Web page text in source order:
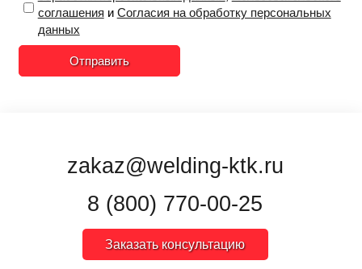
соглашения и Согласия на обработку персональных
данных
Отправить
zakaz@welding-ktk.ru
8 (800) 770-00-25
Заказать консультацию